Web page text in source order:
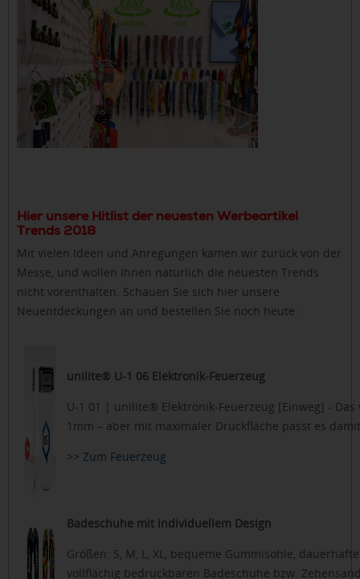
Hier unsere Hitlist der neuesten Werbeartikel
Trends 2018
Mit vielen Ideen und Anregungen kamen wir zurück von der
Messe, und wollen Ihnen natürlich die neuesten Trends
nicht vorenthalten. Schauen Sie sich hier unsere
Neuentdeckungen an und bestellen Sie noch heute:
unilite® U-1 06 Elektronik-Feuerzeug
U-1 01 | unilite® Elektronik-Feuerzeug [Einweg] -
1mm – aber mit maximaler Druckfläche passt es
>> Zum Feuerzeug
Badeschuhe mit individuellem Design
Größen: S, M, L, XL, bequeme Gummisohle,
vollflächig bedruckbaren Badeschuhe bzw.